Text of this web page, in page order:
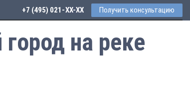
+7 (495) 021-41-76 Получить консультацию
на реке